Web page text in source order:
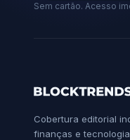
Sem cartão. Acesso
Cobertura editorial
finanças e